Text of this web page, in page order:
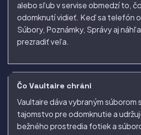
alebo sľub v servise obmedzí to,
odomknutí vidieť. Keď sa telefón
Súbory, Poznámky, Správy aj
prezradiť veľa.
Čo Vaultaire chráni
Vaultaire dáva vybraným súborom
tajomstvo pre odomknutie a
bežného prostredia fotiek a